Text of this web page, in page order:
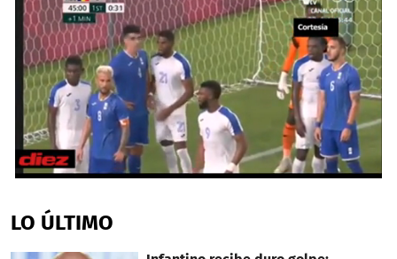
of
33
LO ÚLTIMO